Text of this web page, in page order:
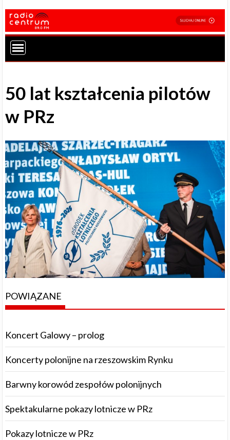
50 lat kształcenia pilotów
w PRz
POWIĄZANE
Koncert Galowy – prolog
Koncerty polonijne na rzeszowskim Rynku
Barwny korowód zespołów polonijnych
Spektakularne pokazy lotnicze w PRz
Pokazy lotnicze w PRz